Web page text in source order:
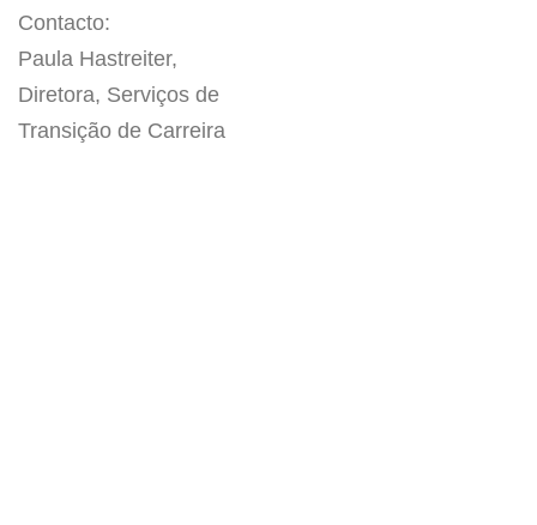
Contacto:
Paula Hastreiter,
Diretora, Serviços de
Transição de Carreira